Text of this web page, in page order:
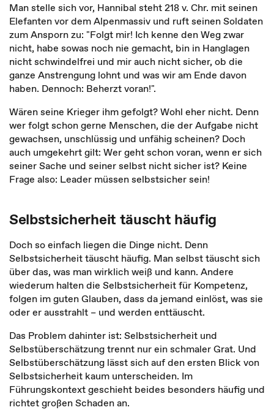
Man stelle sich vor, Hannibal steht 218 v. Chr. mit seinen
Elefanten vor dem Alpenmassiv und ruft seinen Soldaten
zum Ansporn zu: "Folgt mir! Ich kenne den Weg zwar
nicht, habe sowas noch nie gemacht, bin in Hanglagen
nicht schwindelfrei und mir auch nicht sicher, ob die
ganze Anstrengung lohnt und was wir am Ende davon
haben. Dennoch: Beherzt voran!".
Wären seine Krieger ihm gefolgt? Wohl eher nicht. Denn
wer folgt schon gerne Menschen, die der Aufgabe nicht
gewachsen, unschlüssig und unfähig scheinen? Doch
auch umgekehrt gilt: Wer geht schon voran, wenn er sich
seiner Sache und seiner selbst nicht sicher ist? Keine
Frage also: Leader müssen selbstsicher sein!
Selbstsicherheit täuscht häufig
Doch so einfach liegen die Dinge nicht. Denn
Selbstsicherheit täuscht häufig. Man selbst täuscht sich
über das, was man wirklich weiß und kann. Andere
wiederum halten die Selbstsicherheit für Kompetenz,
folgen im guten Glauben, dass da jemand einlöst, was sie
oder er ausstrahlt – und werden enttäuscht.
Das Problem dahinter ist: Selbstsicherheit und
Selbstüberschätzung trennt nur ein schmaler Grat. Und
Selbstüberschätzung lässt sich auf den ersten Blick von
Selbstsicherheit kaum unterscheiden. Im
Führungskontext geschieht beides besonders häufig und
richtet großen Schaden an.